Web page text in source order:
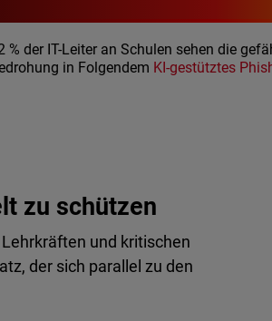
% der IT-Leiter an Schulen sehen die
in Folgendem KI-gestütztes
zu schützen
und kritischen
der sich parallel zu den